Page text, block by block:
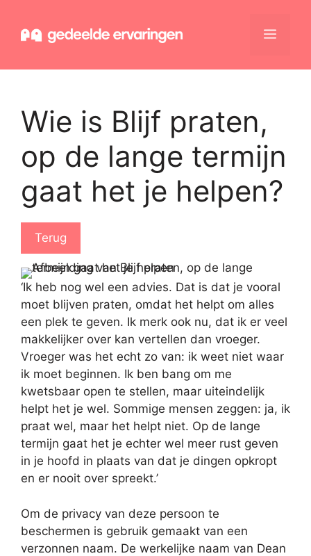
naar
Menu
Wie is Blijf praten,
op de lange termijn
gaat het je helpen?
Terug
‘Ik heb nog wel een advies. Dat is dat je vooral
moet blijven praten, omdat het helpt om alles
een plek te geven. Ik merk ook nu, dat ik er veel
makkelijker over kan vertellen dan vroeger.
Vroeger was het echt zo van: ik weet niet waar
ik moet beginnen. Ik ben bang om me
kwetsbaar open te stellen, maar uiteindelijk
helpt het je wel. Sommige mensen zeggen: ja, ik
praat wel, maar het helpt niet. Op de lange
termijn gaat het je echter wel meer rust geven
in je hoofd in plaats van dat je dingen opkropt
en er nooit over spreekt.’
Om de privacy van deze persoon te
beschermen is gebruik gemaakt van een
verzonnen naam. De werkelijke naam van Dean